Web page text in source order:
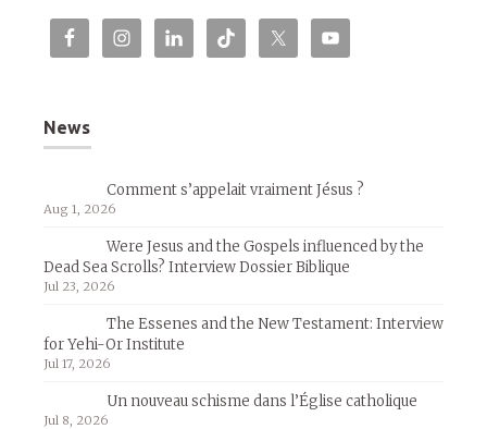
News
Comment s’appelait vraiment Jésus ?
Aug 1, 2026
Were Jesus and the Gospels influenced by the
Dead Sea Scrolls? Interview Dossier Biblique
Jul 23, 2026
The Essenes and the New Testament: Interview
for Yehi-Or Institute
Jul 17, 2026
Un nouveau schisme dans l’Église catholique
Jul 8, 2026